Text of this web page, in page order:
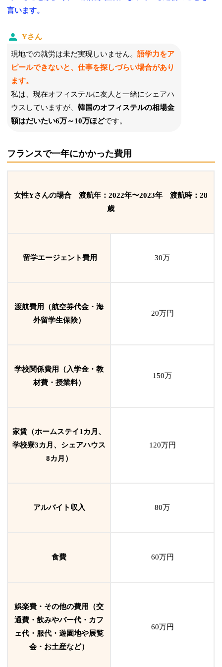
言います。
Yさん
現地での就労は未だ実現しいません。語学力をア
ピールできないと、仕事を探しづらい場合があり
ます。
私は、現在オフィステルに友人と一緒にシェアハ
ウスしていますが、韓国のオフィステルの相場金
額はだいたい6万～10万ほどです。
フランスで一年にかかった費用
女性Yさんの場合 渡航年：2022年〜2023年 渡航時：28
歳
留学エージェント費用 30万
渡航費用（航空券代金・海
外留学生保険）
20万円
学校関係費用（入学金・教
材費・授業料）
150万
家賃（ホームステイ1カ月、
学校寮3カ月、シェアハウス
8カ月）
120万円
アルバイト収入 80万
食費 60万円
娯楽費・その他の費用（交
通費・飲みやバー代・カフ
ェ代・服代・遊園地や展覧
会・お土産など）
60万円